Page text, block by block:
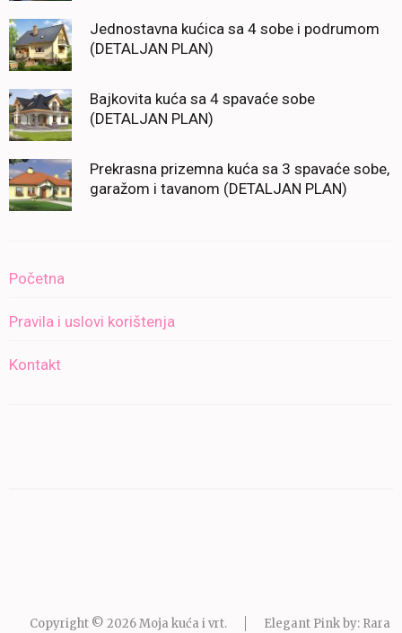
Jednostavna kućica sa 4 sobe i podrumom
(DETALJAN PLAN)
Bajkovita kuća sa 4 spavaće sobe
(DETALJAN PLAN)
Prekrasna prizemna kuća sa 3 spavaće sobe,
garažom i tavanom (DETALJAN PLAN)
Početna
Pravila i uslovi korištenja
Kontakt
Copyright © 2026Moja kuća i vrt. Elegant Pink by: Rara